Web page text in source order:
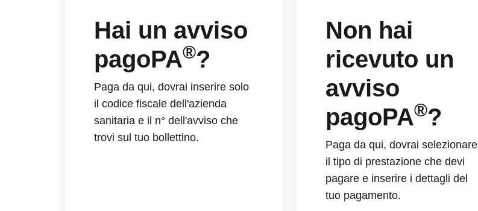
Hai un avviso
pagoPA®?
Paga da qui, dovrai inserire solo
il codice fiscale dell'azienda
sanitaria e il n° dell'avviso che
trovi sul tuo bollettino.
Non hai
ricevuto un
avviso
pagoPA®?
Paga da qui, dovrai selezionare
il tipo di prestazione che devi
pagare e inserire i dettagli del
tuo pagamento.